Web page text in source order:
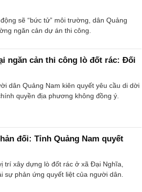
sẽ “bức tử” môi trường, dân Quảng
ngăn cản dự án thi công.
ngăn cản thi công lò đốt rác: Đối
dân Quảng Nam kiên quyết yêu cầu di dời
quyền địa phương không đồng ý.
đối: Tỉnh Quảng Nam quyết
trí xây dựng lò đốt rác ở xã Đại Nghĩa,
phản ứng quyết liệt của người dân.